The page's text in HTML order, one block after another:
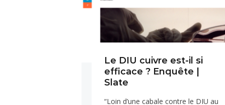
Le DIU cuivre est-il si
efficace ? Enquête |
Slate
“Loin d’une cabale contre le DIU au